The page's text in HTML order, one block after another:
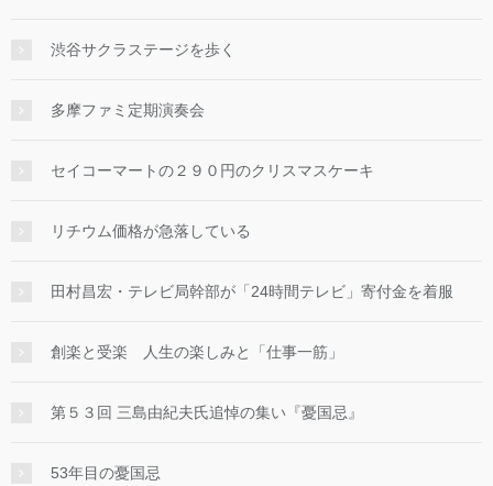
渋谷サクラステージを歩く
多摩ファミ定期演奏会
セイコーマートの２９０円のクリスマスケーキ
リチウム価格が急落している
田村昌宏・テレビ局幹部が「24時間テレビ」寄付金を着服
創楽と受楽 人生の楽しみと「仕事一筋」
第５３回 三島由紀夫氏追悼の集い『憂国忌』
53年目の憂国忌